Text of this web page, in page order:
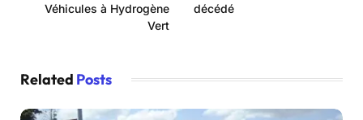
Véhicules à Hydrogène
Vert
décédé
Related Posts